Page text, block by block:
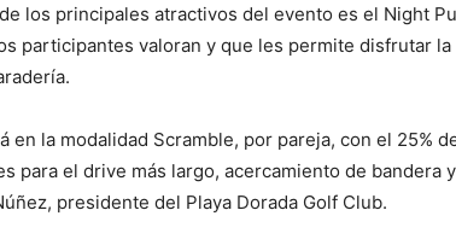
los principales atractivos del evento es el Night
participantes valoran y que les permite disfrutar
en la modalidad Scramble, por pareja, con el 25%
para el drive más largo, acercamiento de bandera
presidente del Playa Dorada Golf Club.